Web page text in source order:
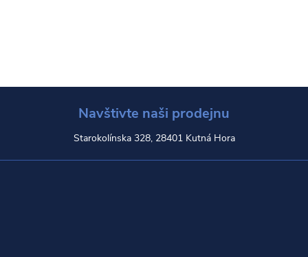
Navštivte naši prodejnu
Starokolínska 328, 28401 Kutná Hora